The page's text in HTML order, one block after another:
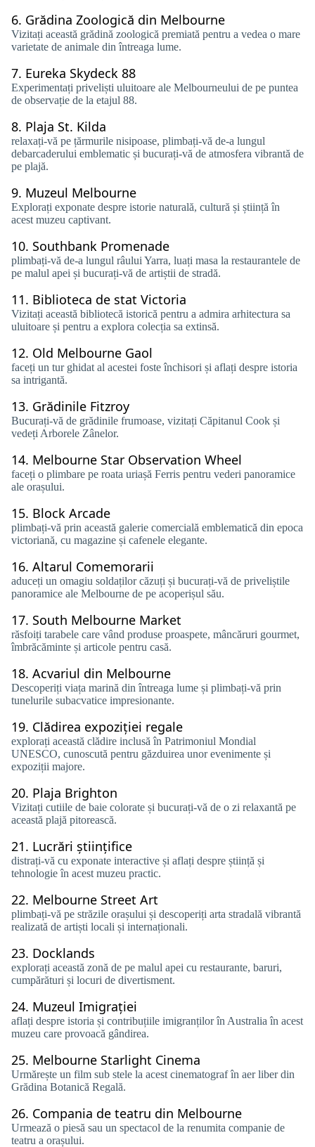
6. Grădina Zoologică din Melbourne
Vizitați această grădină zoologică premiată pentru a vedea o mare
varietate de animale din întreaga lume.
7. Eureka Skydeck 88
Experimentați priveliști uluitoare ale Melbourneului de pe puntea
de observație de la etajul 88.
8. Plaja St. Kilda
relaxați-vă pe țărmurile nisipoase, plimbați-vă de-a lungul
debarcaderului emblematic și bucurați-vă de atmosfera vibrantă de
pe plajă.
9. Muzeul Melbourne
Explorați exponate despre istorie naturală, cultură și știință în
acest muzeu captivant.
10. Southbank Promenade
plimbați-vă de-a lungul râului Yarra, luați masa la restaurantele de
pe malul apei și bucurați-vă de artiștii de stradă.
11. Biblioteca de stat Victoria
Vizitați această bibliotecă istorică pentru a admira arhitectura sa
uluitoare și pentru a explora colecția sa extinsă.
12. Old Melbourne Gaol
faceți un tur ghidat al acestei foste închisori și aflați despre istoria
sa intrigantă.
13. Grădinile Fitzroy
Bucurați-vă de grădinile frumoase, vizitați Căpitanul Cook și
vedeți Arborele Zânelor.
14. Melbourne Star Observation Wheel
faceți o plimbare pe roata uriașă Ferris pentru vederi panoramice
ale orașului.
15. Block Arcade
plimbați-vă prin această galerie comercială emblematică din epoca
victoriană, cu magazine și cafenele elegante.
16. Altarul Comemorarii
aduceți un omagiu soldaților căzuți și bucurați-vă de priveliștile
panoramice ale Melbourne de pe acoperișul său.
17. South Melbourne Market
răsfoiți tarabele care vând produse proaspete, mâncăruri gourmet,
îmbrăcăminte și articole pentru casă.
18. Acvariul din Melbourne
Descoperiți viața marină din întreaga lume și plimbați-vă prin
tunelurile subacvatice impresionante.
19. Clădirea expoziției regale
explorați această clădire inclusă în Patrimoniul Mondial
UNESCO, cunoscută pentru găzduirea unor evenimente și
expoziții majore.
20. Plaja Brighton
Vizitați cutiile de baie colorate și bucurați-vă de o zi relaxantă pe
această plajă pitorească.
21. Lucrări științifice
distrați-vă cu exponate interactive și aflați despre știință și
tehnologie în acest muzeu practic.
22. Melbourne Street Art
plimbați-vă pe străzile orașului și descoperiți arta stradală vibrantă
realizată de artiști locali și internaționali.
23. Docklands
explorați această zonă de pe malul apei cu restaurante, baruri,
cumpărături și locuri de divertisment.
24. Muzeul Imigrației
aflați despre istoria și contribuțiile imigranților în Australia în acest
muzeu care provoacă gândirea.
25. Melbourne Starlight Cinema
Urmărește un film sub stele la acest cinematograf în aer liber din
Grădina Botanică Regală.
26. Compania de teatru din Melbourne
Urmează o piesă sau un spectacol de la renumita companie de
teatru a orașului.